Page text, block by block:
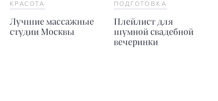
КРАСОТА
Лучшие массажные
студии Москвы
ПОДГОТОВКА
Плейлист для
шумной свадебной
вечеринки